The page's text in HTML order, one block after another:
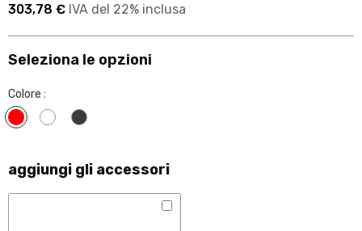
303,78 € IVA del 22% inclusa
Seleziona le opzioni
Colore :
RossoBiancoAcciaio
aggiungi gli accessori